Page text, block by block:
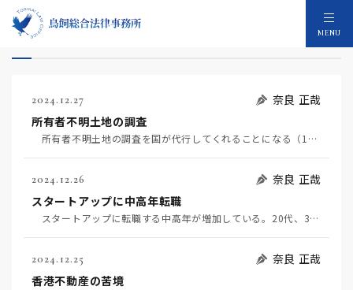
MENU
2024年のコラム：220件
2024.12.27
奈良 正哉
所有者不明土地の調査
所有者不明土地の調査を国が代行してくれることになる（12月22日日経）。これで再開発の活性化を見込…
2024.12.26
奈良 正哉
スタートアップに中高年転職
スタートアップに転職する中高年が増加している。20代、30代を押さえて、40代以上は2022年に比…
2024.12.25
奈良 正哉
香港不動産の苦境